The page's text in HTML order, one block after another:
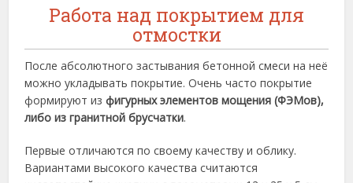
Работа над покрытием для
отмостки
После абсолютного застывания бетонной смеси на неё
можно укладывать покрытие. Очень часто покрытие
формируют изфигурных элементов мощения (ФЭМов),
либо из гранитной брусчатки.
Первые отличаются по своему качеству и облику.
Вариантами высокого качества считаются